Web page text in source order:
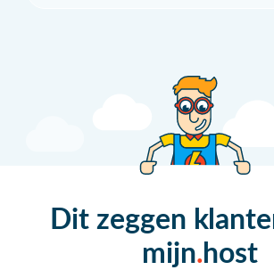
Dit zeggen
mijn host